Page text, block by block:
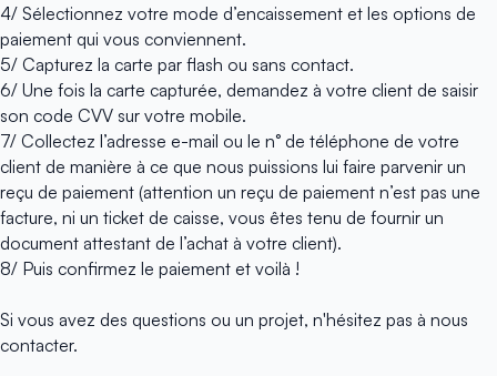
4/ Sélectionnez votre mode d’encaissement et les options de
paiement qui vous conviennent.
5/ Capturez la carte par flash ou sans contact.
6/ Une fois la carte capturée, demandez à votre client de saisir
son code CVV sur votre mobile.
7/ Collectez l’adresse e-mail ou le n° de téléphone de votre
client de manière à ce que nous puissions lui faire parvenir un
reçu de paiement (attention un reçu de paiement n’est pas une
facture, ni un ticket de caisse, vous êtes tenu de fournir un
document attestant de l’achat à votre client).
8/ Puis confirmez le paiement et voilà !
Si vous avez des questions ou un projet, n'hésitez pas à nous
contacter.